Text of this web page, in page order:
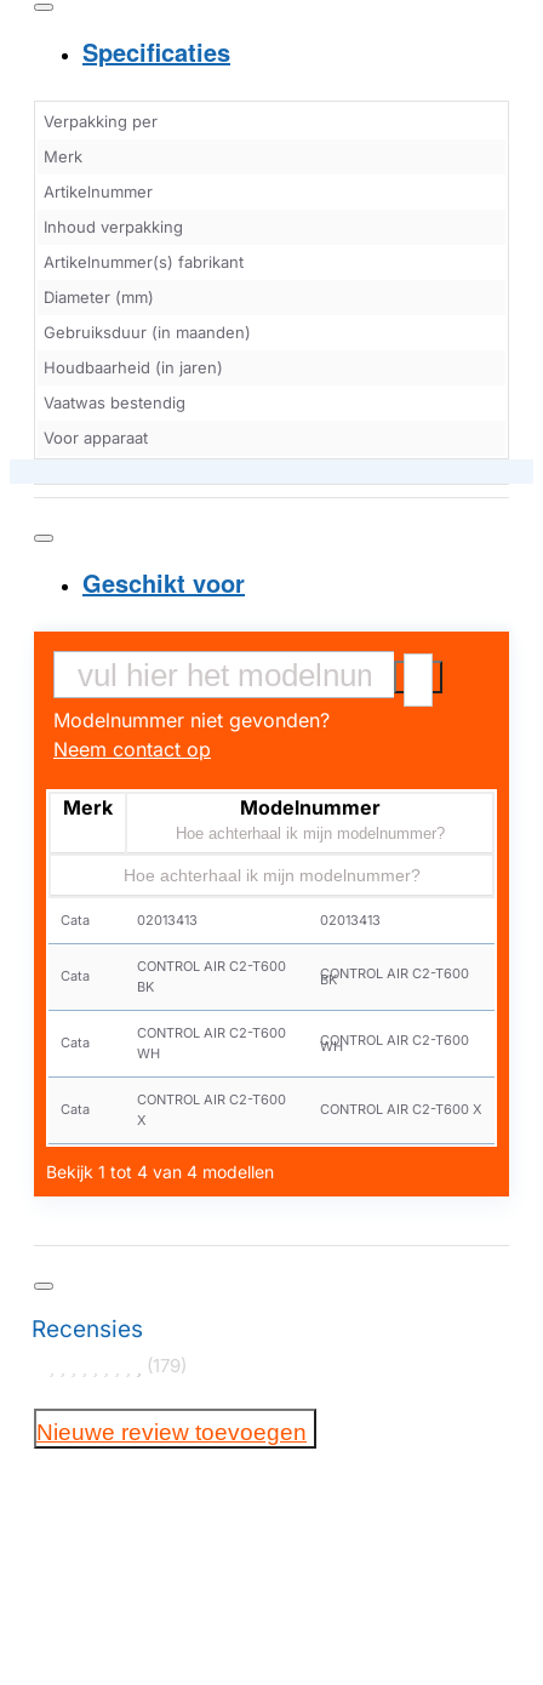
Specificaties
Verpakking per
Merk
Artikelnummer
Inhoud verpakking
Artikelnummer(s) fabrikant
Diameter (mm)
Gebruiksduur (in maanden)
Houdbaarheid (in jaren)
Vaatwas bestendig
Voor apparaat
Geschikt voor
Modelnummer niet gevonden?
Neem contact op
Merk Modelnummer
Hoe achterhaal ik mijn modelnummer?
Hoe achterhaal ik mijn modelnummer?
Cata 02013413 02013413
Cata
CONTROL AIR C2-T600
BK
CONTROL AIR C2-T600
BK
Cata
CONTROL AIR C2-T600
WH
CONTROL AIR C2-T600
WH
Cata
CONTROL AIR C2-T600
X
CONTROL AIR C2-T600 X
Bekijk 1 tot 4 van 4 modellen
Recensies
(179)
Nieuwe review toevoegen